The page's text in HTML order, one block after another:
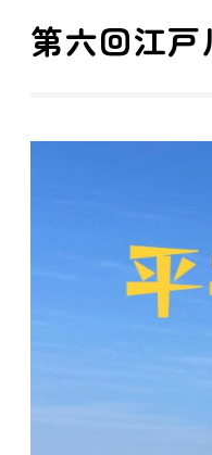
第六回江